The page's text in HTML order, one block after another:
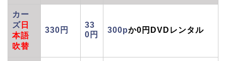
カー
ズ 日
本語
吹替
330円
33
0円
300pか0円DVDレンタル